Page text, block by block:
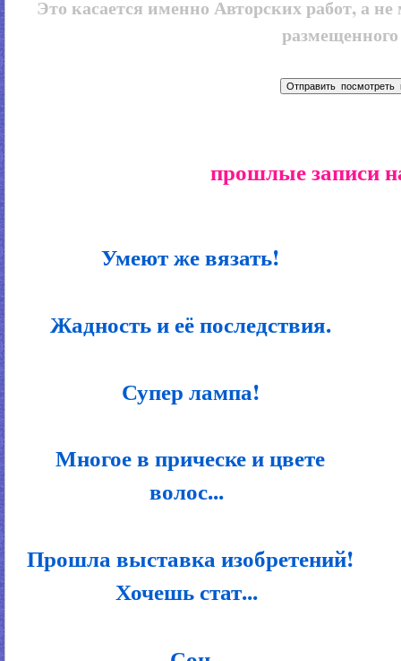
Это касается именно Авторских работ, а
размещенного
прошлые записи
Умеют же вязать!
Жадность и её последствия.
Супер лампа!
Многое в прическе и цвете
волос...
Прошла выставка изобретений!
Хочешь стат...